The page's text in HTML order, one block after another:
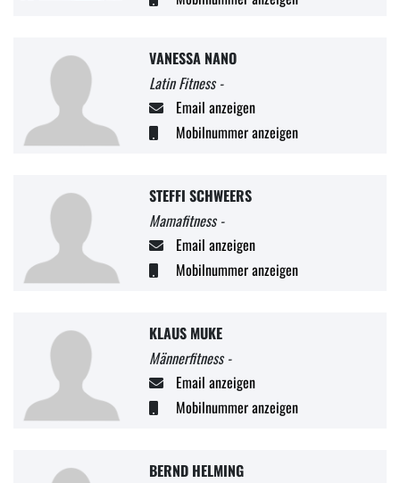
VANESSA NANO
Latin Fitness -
Email anzeigen
Mobilnummer anzeigen
STEFFI SCHWEERS
Mamafitness -
Email anzeigen
Mobilnummer anzeigen
KLAUS MUKE
Männerfitness -
Email anzeigen
Mobilnummer anzeigen
BERND HELMING